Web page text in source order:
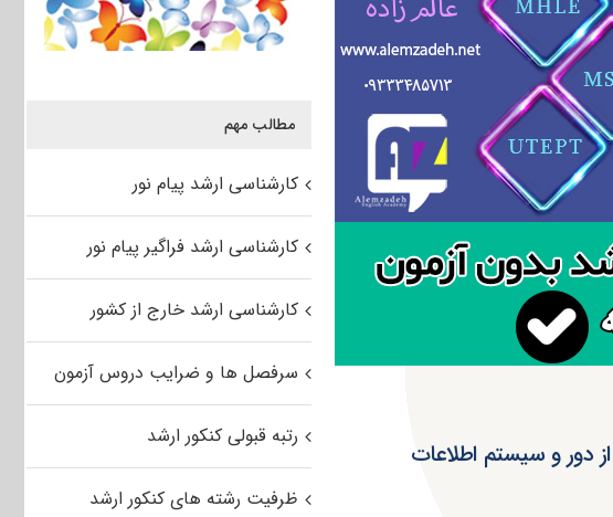
دور و سیستم اطلاعات
مطالب مهم
کارشناسی ارشد پیام نور
کارشناسی ارشد فراگیر پیام نور
کارشناسی ارشد خارج از کشور
سرفصل ها و ضرایب دروس آزمون
رتبه قبولی کنکور ارشد
ظرفیت رشته های کنکور ارشد